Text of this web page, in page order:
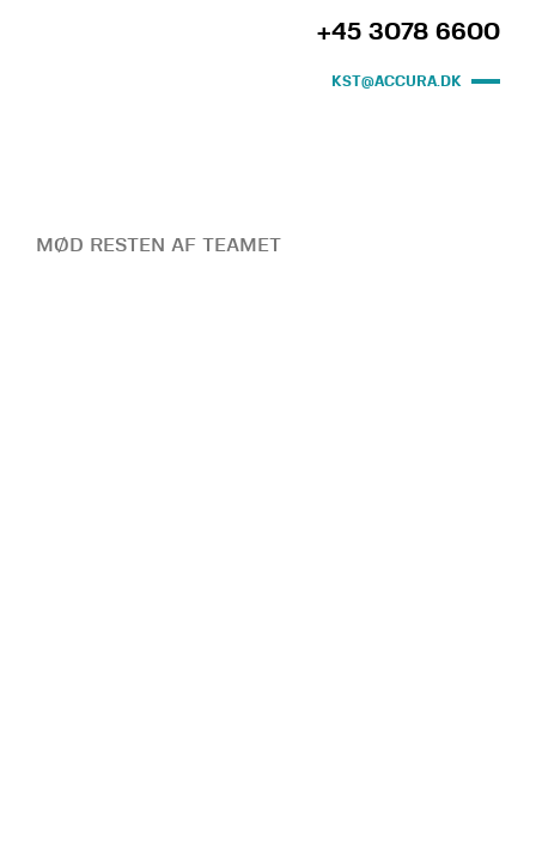
+45 3078 6600
KST@ACCURA.DK
MØD RESTEN AF TEAMET